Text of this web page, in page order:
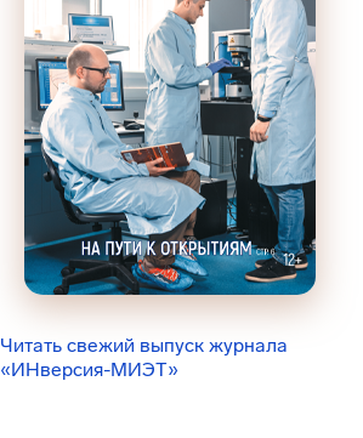
Читать свежий выпуск журнала
«ИНверсия-МИЭТ»